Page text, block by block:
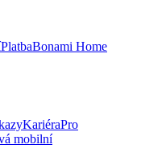
PlatbaBonami Home
KariéraPro
mobilní